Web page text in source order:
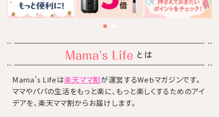
とは
Mama's Lifeは楽天ママ割が運営するWebマガジンです。
ママやパパの生活をもっと楽に、もっと楽しくするためのアイ
デアを、楽天ママ割からお届けします。